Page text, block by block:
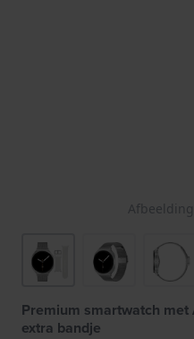
Premium smartwatch met
extra bandje